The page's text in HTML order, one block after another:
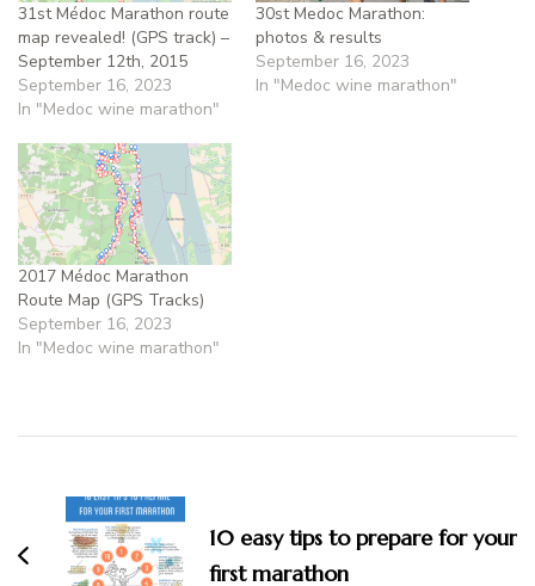
31st Médoc Marathon route
map revealed! (GPS track) –
September 12th, 2015
September 16, 2023
In "Medoc wine marathon"
30st Medoc Marathon:
photos & results
September 16, 2023
In "Medoc wine marathon"
2017 Médoc Marathon
Route Map (GPS Tracks)
September 16, 2023
In "Medoc wine marathon"
10 easy tips to prepare for your
first marathon